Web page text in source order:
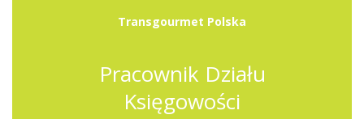
Transgourmet Polska
Pracownik Działu
Księgowości